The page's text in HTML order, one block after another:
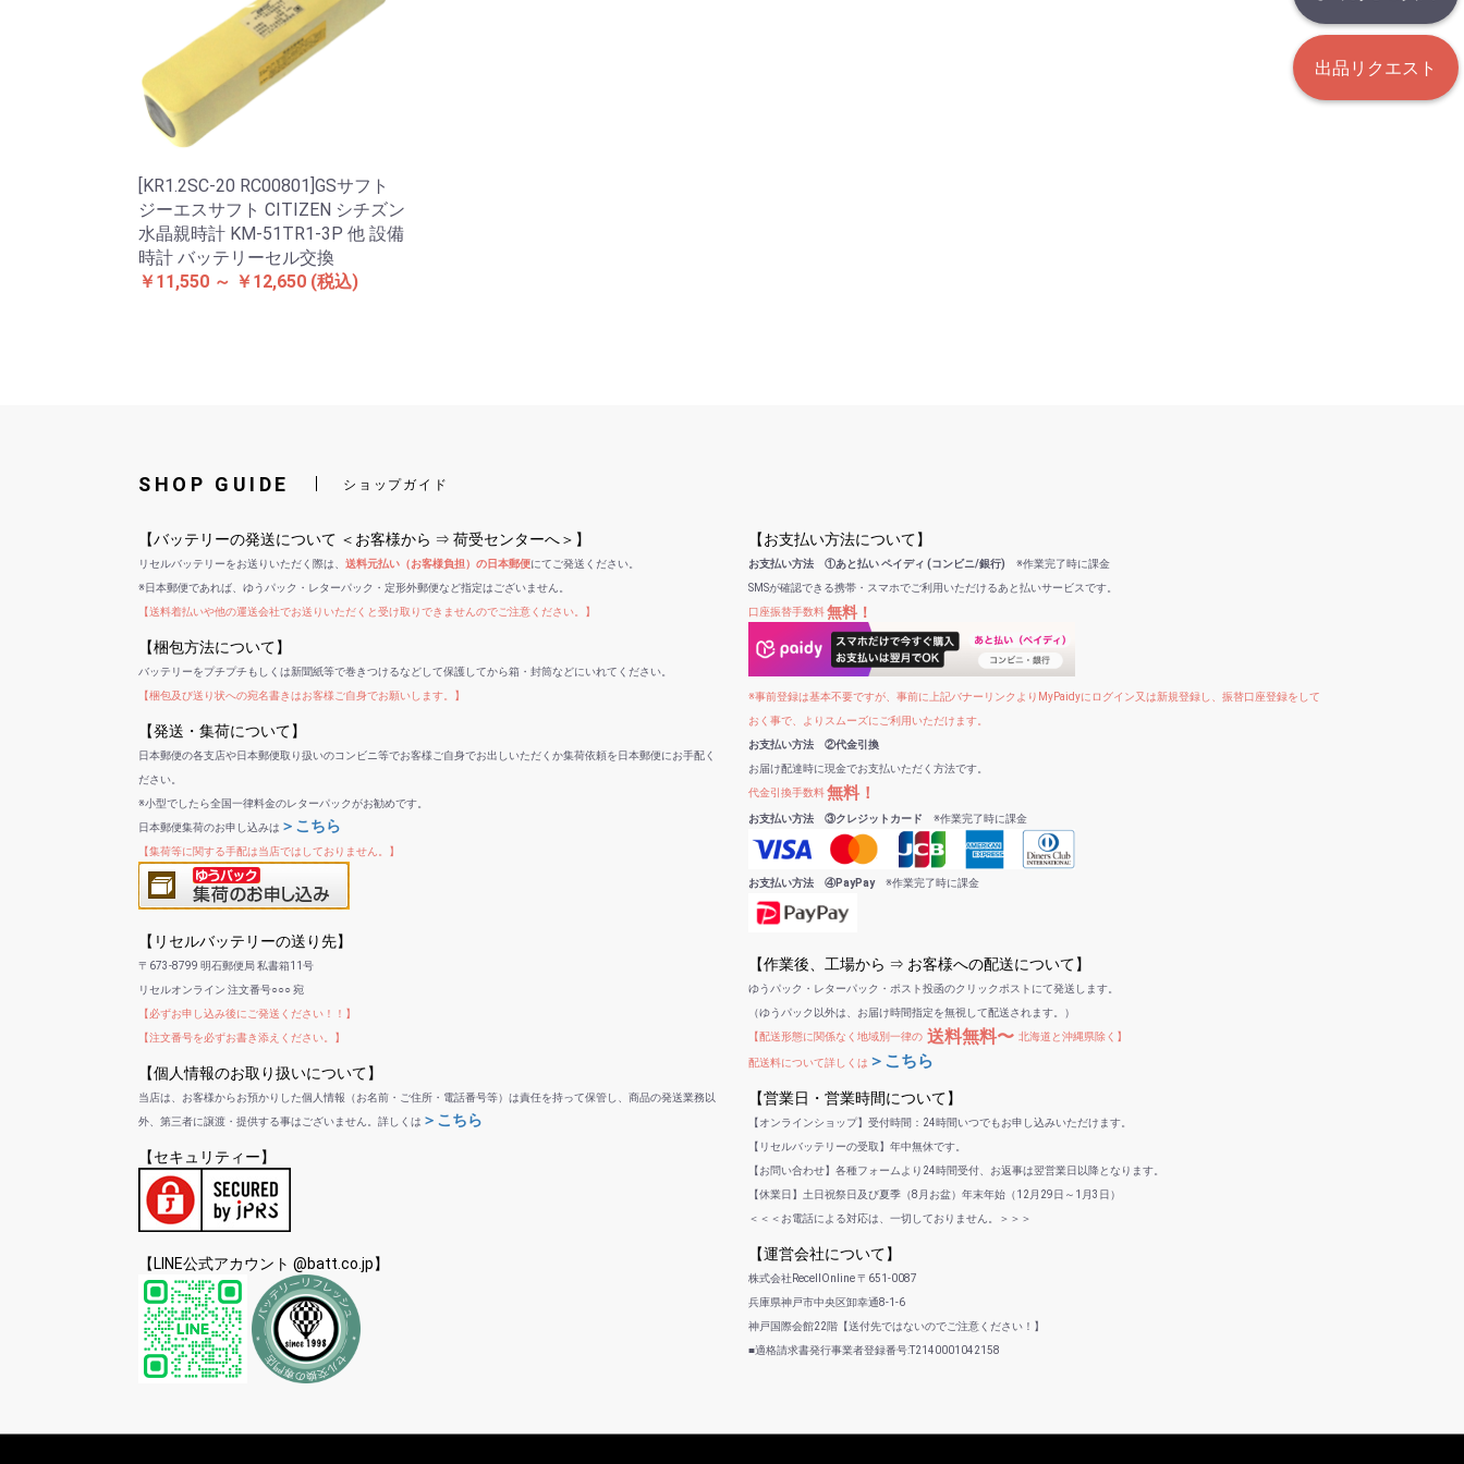
出品リクエスト
[KR1.2SC-20 RC00801]GSサフト
ジーエスサフト CITIZEN シチズン
水晶親時計 KM-51TR1-3P 他 設備
時計 バッテリーセル交換
￥11,550 ～ ￥12,650 (税込)
SHOP GUIDE ショップガイド
【バッテリーの発送について ＜お客様から ⇒ 荷受センターへ＞】
リセルバッテリーをお送りいただく際は、 送料元払い（お客様負担）の日本郵便にてご発送ください。
※日本郵便であれば、ゆうパック・レターパック・定形外郵便など指定はございません。
【送料着払いや他の運送会社でお送りいただくと受け取りできませんのでご注意ください。】
【梱包方法について】
バッテリーをプチプチもしくは新聞紙等で巻きつけるなどして保護してから箱・封筒などにいれてください。
【梱包及び送り状への宛名書きはお客様ご自身でお願いします。】
【発送・集荷について】
日本郵便の各支店や日本郵便取り扱いのコンビニ等でお客様ご自身でお出しいただくか集荷依頼を日本郵便にお手配く
ださい。
※小型でしたら全国一律料金のレターパックがお勧めです。
日本郵便集荷のお申し込みは ＞こちら
【集荷等に関する手配は当店ではしておりません。】
【リセルバッテリーの送り先】
〒673-8799 明石郵便局 私書箱11号
リセルオンライン 注文番号○○○ 宛
【必ずお申し込み後にご発送ください！！】
【注文番号を必ずお書き添えください。】
【個人情報のお取り扱いについて】
当店は、お客様からお預かりした個人情報（お名前・ご住所・電話番号等）は責任を持って保管し、商品の発送業務以
外、第三者に譲渡・提供する事はございません。詳しくは ＞こちら
【セキュリティー】
【LINE公式アカウント @batt.co.jp】
【お支払い方法について】
お支払い方法 ①あと払い ペイディ (コンビニ/銀行) ※作業完了時に課金
SMSが確認できる携帯・スマホでご利用いただけるあと払いサービスです。
口座振替手数料無料！
※事前登録は基本不要ですが、事前に上記バナーリンクよりMyPaidyにログイン又は新規登録し、振替口座登録をして
おく事で、よりスムーズにご利用いただけます。
お支払い方法 ②代金引換
お届け配達時に現金でお支払いただく方法です。
代金引換手数料無料！
お支払い方法 ③クレジットカード ※作業完了時に課金
お支払い方法 ④PayPay※作業完了時に課金
【作業後、工場から ⇒ お客様への配送について】
ゆうパック・レターパック・ポスト投函のクリックポストにて発送します。
（ゆうパック以外は、お届け時間指定を無視して配送されます。）
【配送形態に関係なく地域別一律の 送料無料〜 北海道と沖縄県除く】
配送料について詳しくは ＞こちら
【営業日・営業時間について】
【オンラインショップ】受付時間：24時間いつでもお申し込みいただけます。
【リセルバッテリーの受取】年中無休です。
【お問い合わせ】各種フォームより24時間受付、お返事は翌営業日以降となります。
【休業日】土日祝祭日及び夏季（8月お盆）年末年始（12月29日～1月3日）
＜＜＜お電話による対応は、一切しておりません。＞＞＞
【運営会社について】
株式会社RecellOnline 〒651-0087
兵庫県神戸市中央区卸幸通8-1-6
神戸国際会館22階【送付先ではないのでご注意ください！】
■適格請求書発行事業者登録番号:T2140001042158